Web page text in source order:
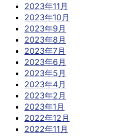
2023年11月
2023年10月
2023年9月
2023年8月
2023年7月
2023年6月
2023年5月
2023年4月
2023年2月
2023年1月
2022年12月
2022年11月